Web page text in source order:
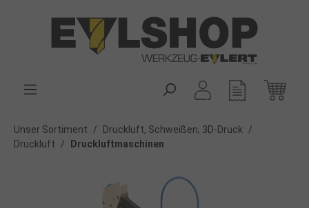
Unser Sortiment / Druckluft, Schweißen, 3D-Druck
/
Druckluft
/ Druckluftmaschinen